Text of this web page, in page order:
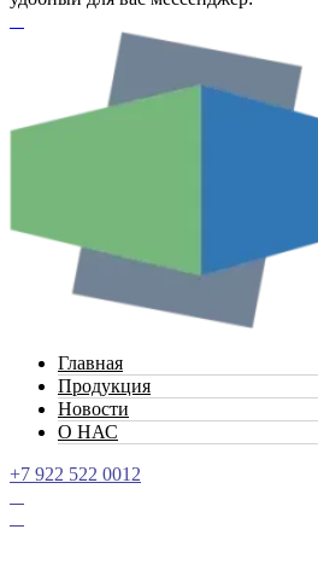
Главная
Продукция
Новости
О НАС
+7 922 522 0012